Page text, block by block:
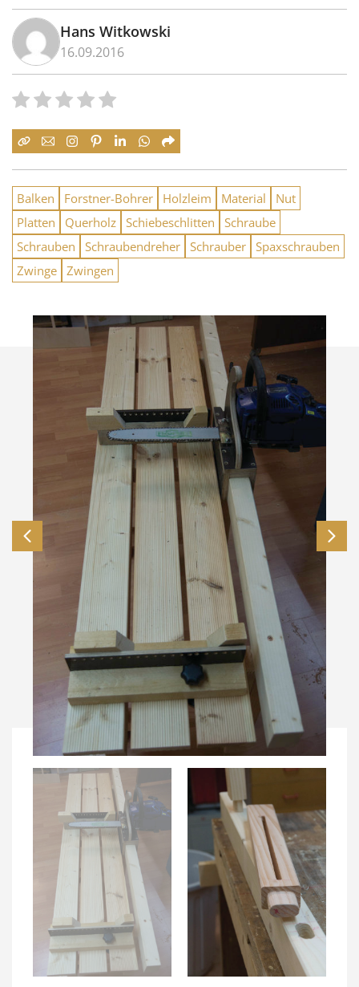
Hans Witkowski
16.09.2016
Balken Forstner-Bohrer Holzleim Material
Nut
Platten
Querholz Schiebeschlitten
Schraube
Schrauben
Schraubendreher Schrauber Spaxschrauben
Zwinge Zwingen